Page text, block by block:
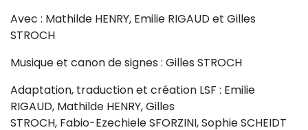
Avec : Mathilde HENRY, Emilie RIGAUD et Gilles
STROCH
Musique et canon de signes : Gilles STROCH
Adaptation, traduction et création LSF : Emilie
RIGAUD, Mathilde HENRY, Gilles
STROCH, Fabio-Ezechiele SFORZINI, Sophie SCHEIDT